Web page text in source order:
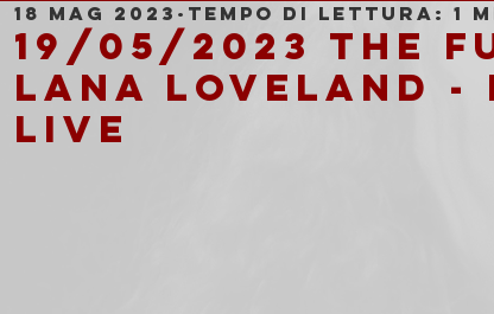
19/05/2023 The
Lana Loveland -
LIVE
18 mag 2023 Tempo di lettura: 1